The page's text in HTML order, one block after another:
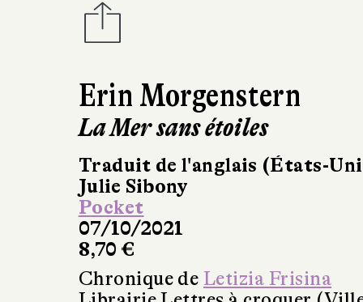
Erin Morgenstern
La Mer sans étoiles
Traduit de l'anglais (États-
Julie Sibony
Pocket
07/10/2021
8,70 €
Chronique de Letizia Frisina